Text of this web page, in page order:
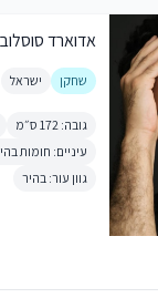
אדוארד
שחקן ישראל
גובה: 172 ס״מ
עיניים: חומות
גוון עור: בהיר